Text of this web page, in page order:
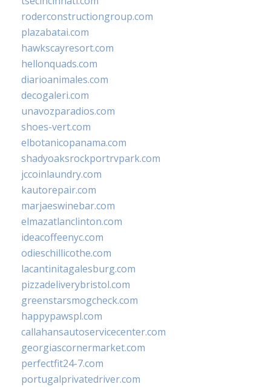
roderconstructiongroup.com
plazabatai.com
hawkscayresort.com
hellonquads.com
diarioanimales.com
decogaleri.com
unavozparadios.com
shoes-vert.com
elbotanicopanama.com
shadyoaksrockportrvpark.com
jccoinlaundry.com
kautorepair.com
marjaeswinebar.com
elmazatlanclinton.com
ideacoffeenyc.com
odieschillicothe.com
lacantinitagalesburg.com
pizzadeliverybristol.com
greenstarsmogcheck.com
happypawspl.com
callahansautoservicecenter.com
georgiascornermarket.com
perfectfit24-7.com
portugalprivatedriver.com